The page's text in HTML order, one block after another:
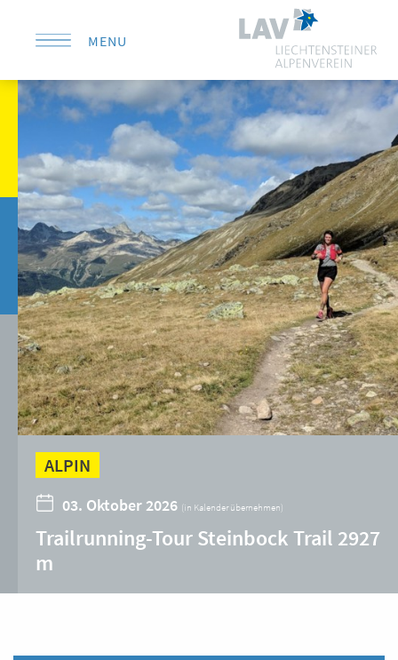
MENU
KONTAKT
ALPIN
03. Oktober 2026 (in Kalender übernehmen)
Trailrunning-Tour Steinbock Trail 2927
m